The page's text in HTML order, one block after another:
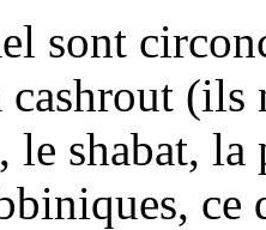
sont
(ils
shabat, la